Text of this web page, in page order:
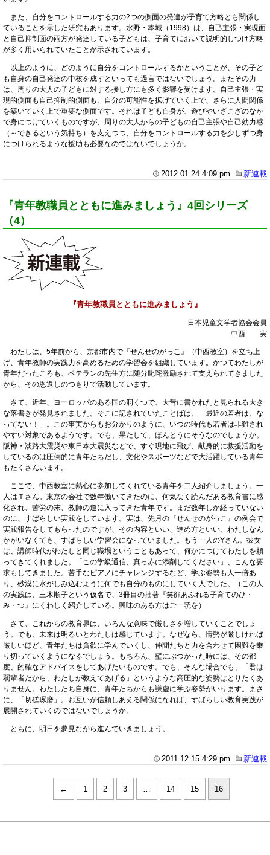
また、自分をコントロールする力の2つの側面の発達が子育て方略とも関係し
ていることを示した研究もあります。水野・本城（1998）は、自己主張・実現面
と自己抑制面の両方が発達している子どもは、子育てにおいて説明的しつけ方略
が多く用いられていたことが示されています。
以上のように、どのように自分をコントロールするかということが、その子ど
も自身の自己発達の中核を成すといっても過言ではないでしょう。またその力
は、周りの大人の子どもに対する接し方にも多く影響を受けます。自己主張・実
現的側面も自己抑制的側面も、自分の可能性を拡げていく上で、さらに人間関係
を築いていく上で重要な側面です。それは子ども自身が、遊びやいざこざのなか
で身につけていくものですが、周りの大人からの子どもの自己主張や自己効力感
（～できるという気持ち）を支えつつ、自分をコントロールする力を少しずつ身
につけられるような援助も必要なのではないでしょうか。
2012.01.24 4:09 pm 新連載
『青年教職員とともに進みましょう』4回シリーズ
（4）
『青年教職員とともに進みましょう』
日本児童文学者協会会員
中西 実
わたしは、5年前から、京都市内で『せんせのがっこ』（中西教室）を立ち上
げ、青年教師の実践力を高めるための学習会を組織しています。かつてわたしが
青年だったころも、ベテランの先生方に随分叱咤激励されて支えられてきました
から、その恩返しのつもりで活動しています。
さて、近年、ヨーロッパのある国の洞くつで、大昔に書かれたと見られる大き
な落書きが発見されました。そこに記されていたことばは、「最近の若者は、な
ってない！」。この事実からもお分かりのように、いつの時代も若者は非難され
やすい対象であるようです。でも、果たして、ほんとうにそうなのでしょうか。
阪神・淡路大震災や東日本大震災などで、すぐ現地に飛び、献身的に救援活動を
しているのは圧倒的に青年たちだし、文化やスポーツなどで大活躍している青年
もたくさんいます。
ここで、中西教室に熱心に参加してくれている青年を二人紹介しましょう。一
人はＴさん。東京の会社で数年働いてきたのに、何気なく読んだある教育書に感
化され、苦労の末、教師の道に入ってきた青年です。まだ数年しか経っていない
のに、すばらしい実践をしています。実は、先月の『せんせのがっこ』の例会で
実践報告をしてもらったのですが、その内容といい、進め方といい、わたしなん
かがいなくても、すばらしい学習会になっていました。もう一人のYさん。彼女
は、講師時代がわたしと同じ職場ということもあって、何かにつけてわたしを頼
ってきてくれました。「この学級通信、真っ赤に添削してください」、こんな要
求もしてきました。苦手なピアノにチャレンジするなど、学ぶ姿勢も人一倍あ
り、砂漠に水がしみ込むように何でも自分のものにしていく人でした。（この人
の実践は、三木順子という仮名で、3冊目の拙著『笑顔あふれる子育てのひ・
み・つ』にくわしく紹介している。興味のある方はご一読を）
さて、これからの教育界は、いろんな意味で厳しさを増していくことでしょ
う。でも、未来は明るいとわたしは感じています。なぜなら、情勢が厳しければ
厳しいほど、青年たちは貪欲に学んでいくし、仲間たちと力を合わせて困難を乗
り切っていくようになるでしょう。もちろん、壁にぶつかった時には、その都
度、的確なアドバイスをしてあげたいものです。でも、そんな場合でも、「君は
弱輩者だから、わたしが教えてあげる」というような高圧的な姿勢はとりたくあ
りません。わたしたち自身に、青年たちからも謙虚に学ぶ姿勢がいります。まさ
に、「切磋琢磨」。お互いが信頼しあえる関係になれば、すばらしい教育実践が
展開されていくのではないでしょうか。
ともに、明日を夢見ながら進んでいきましょう。
2011.12.15 4:29 pm 新連載
← 1 2 3 … 14 15 16